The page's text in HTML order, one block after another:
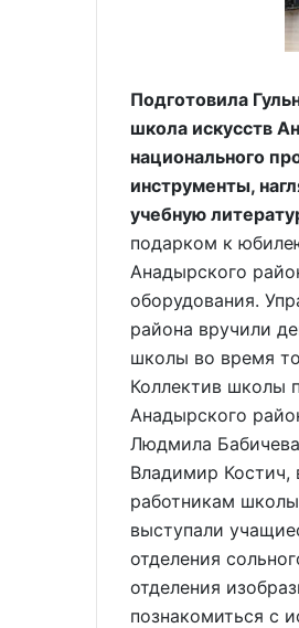
Подготовила
школа искусств
национального
инструменты,
учебную
подарком к
Анадырского
оборудования.
района вручили
школы во время
Коллектив школы
Анадырского
Людмила
Владимир Костич,
работникам
выступали
отделения
отделения
познакомиться с